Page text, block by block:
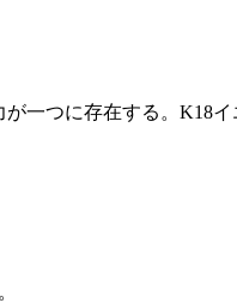
一つに存在する。K18